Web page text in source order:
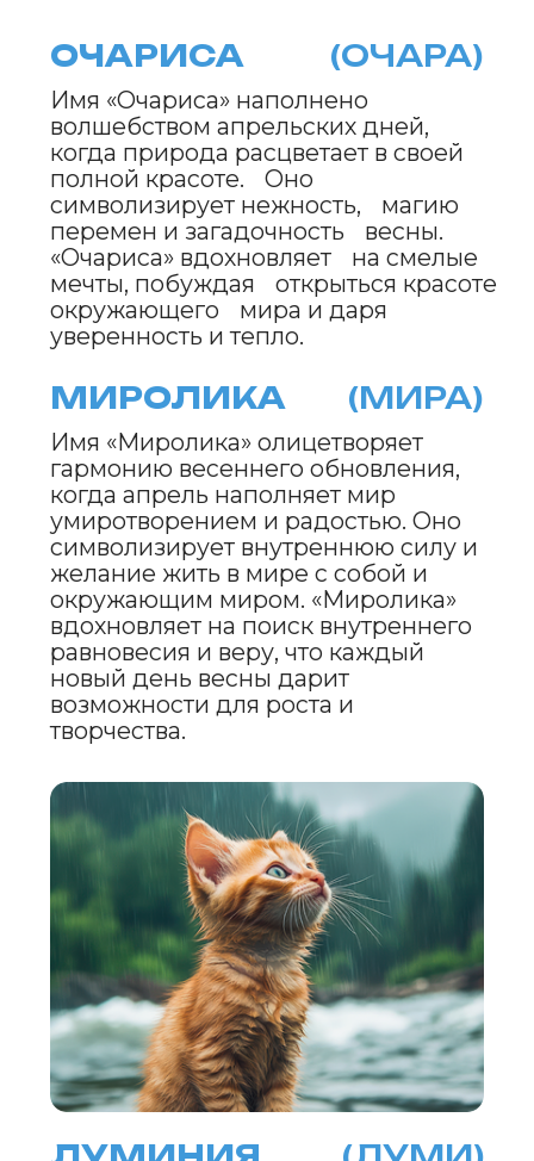
(ЦВЕТО)
Имя «Цветослав» наполнено
энергией апрельских красок и
свежестью природы. Оно
символизирует силу и яркость,
каждый новый рассвет дарит
надежду и новые возможности.
«Цветослав» вдохновляет на
свершения, объединяя мужество с
тонким восприятием красоты.
БЛАГОДАР (ДАР)
Имя «БлагоДар» отражает
Апрель дарит тепло, свет и
обновление, символизируя
благодарность за каждый новый
день. Оно наполняет сердце
уверенностью, побуждая
принимать перемены и радоваться
каждому весеннему моменту.
РАДОСЛАВ (РАДА)
Имя «Радослав» излучает тепло и
свет апрельского дня. Оно
символизирует радость, оптимизм
и решимость, вдохновляя на
смелые поступки и веру в светлое
будущее. «Радослав» звучит как
зов весны, даря энергию для
свершений и побуждая к
активным действиям.
ВЕСНОМИР (ВЕС)
Имя «Весномир» воплощает
обновления. Оно символизирует